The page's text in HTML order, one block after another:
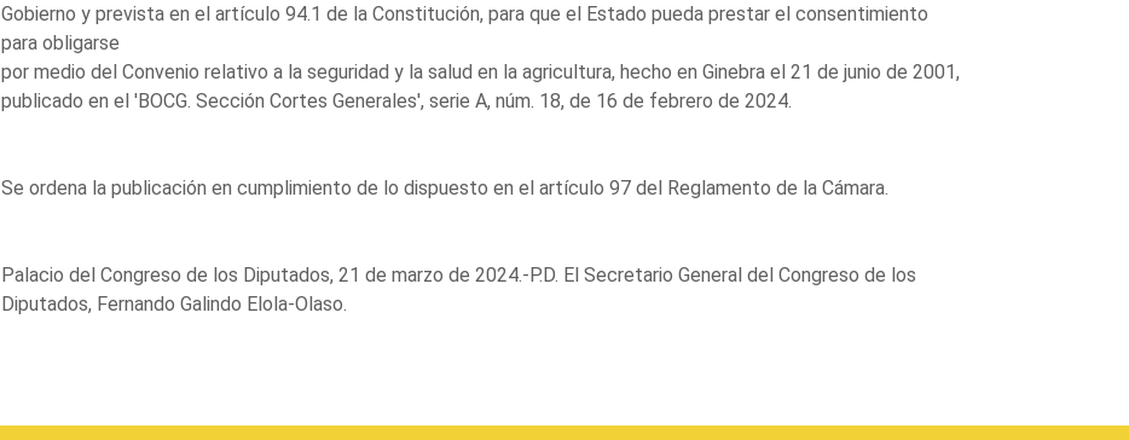
Gobierno y prevista en el artículo 94.1 de la Constitución, para que el Estado pueda prestar el consentimiento
para obligarse
por medio del Convenio relativo a la seguridad y la salud en la agricultura, hecho en Ginebra el 21 de junio de 2001,
publicado en el 'BOCG. Sección Cortes Generales', serie A, núm. 18, de 16 de febrero de 2024.
Se ordena la publicación en cumplimiento de lo dispuesto en el artículo 97 del Reglamento de la Cámara.
Palacio del Congreso de los Diputados, 21 de marzo de 2024.-P.D. El Secretario General del Congreso de los
Diputados, Fernando Galindo Elola-Olaso.